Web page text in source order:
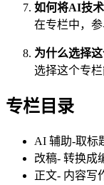
如何将AI技术
在专栏中，
为什么选择
选择这个专
专栏目录
AI 辅助-取标
改稿- 转换成
正文- 内容写